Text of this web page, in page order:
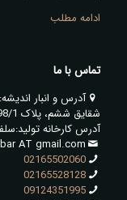
ادامه مطلب
تماس با ما
شقایق ششم، پلاک 98/1
آدرس کارخانه
AT gmail.com
02165502060
02165528128
09124351995